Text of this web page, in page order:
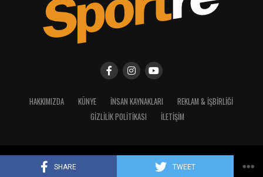
SHARE TWEET
HAKKIMIZDA KÜNYE İNSAN KAYNAKLARI
REKLAM & İŞBIRLIĞI
GIZLILIK POLITIKASI
İLETIŞIM
Copyright © 2023 - 2025 Sportre. Tüm Hakları Saklıdır.